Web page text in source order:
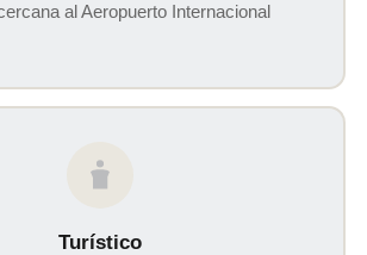
al Aeropuerto Internacional
Turístico